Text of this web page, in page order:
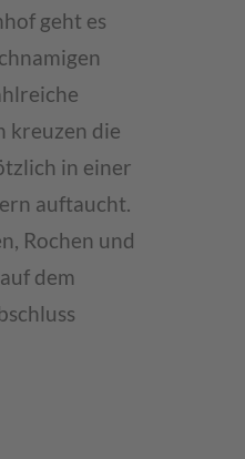
geht es
kreuzen die
in einer
auftaucht.
Rochen und
dem